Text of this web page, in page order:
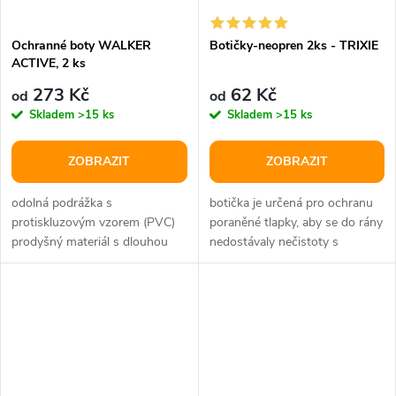
Ochranné boty WALKER
ACTIVE, 2 ks
od 273 Kč
Skladem >15 ks
ZOBRAZIT
odolná podrážka s
protiskluzovým vzorem (PVC)
prodyšný materiál s dlouhou
životností pohodlně se nosí
Botičky-neopren 2ks - TRIXIE
od 62 Kč
Skladem >15 ks
ZOBRAZIT
botička je určená pro ochranu
poraněné tlapky, aby se do rány
nedostávaly nečistoty s
vinylovou zadní stranou a...